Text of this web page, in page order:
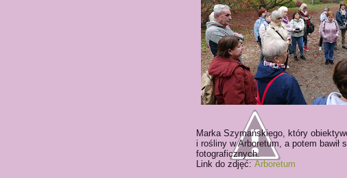
Marka Szymańskiego, który
i rośliny w Arboretum, a potem
fotograficznych.
Link do zdjęć: Arboretum